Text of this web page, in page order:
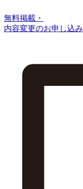
無料掲載・
内容変更のお申し込み